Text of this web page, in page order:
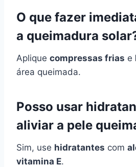
O que fazer
a queimadura
Aplique compressas frias e
área queimada.
Posso usar
aliviar a pele
Sim, use hidratantes com
vitamina E.